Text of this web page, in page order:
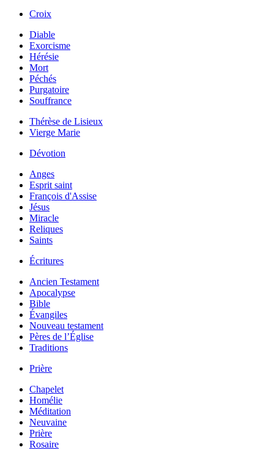
Croix
Diable
Exorcisme
Hérésie
Mort
Péchés
Purgatoire
Souffrance
Thérèse de Lisieux
Vierge Marie
Dévotion
Anges
Esprit saint
François d'Assise
Jésus
Miracle
Reliques
Saints
Écritures
Ancien Testament
Apocalypse
Bible
Évangiles
Nouveau testament
Pères de l’Église
Traditions
Prière
Chapelet
Homélie
Méditation
Neuvaine
Prière
Rosaire